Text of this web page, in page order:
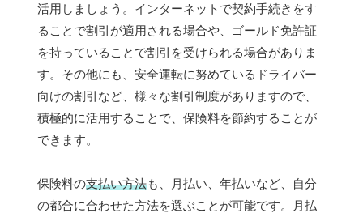
活用しましょう。インターネットで契約手続きをす
ることで割引が適用される場合や、ゴールド免許証
を持っていることで割引を受けられる場合がありま
す。その他にも、安全運転に努めているドライバー
向けの割引など、様々な割引制度がありますので、
積極的に活用することで、保険料を節約することが
できます。
保険料の支払い方法も、月払い、年払いなど、自分
の都合に合わせた方法を選ぶことが可能です。月払